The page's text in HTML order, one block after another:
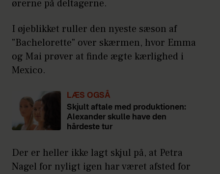
ørerne på deltagerne.
I øjeblikket ruller den nyeste sæson af
"Bachelorette" over skærmen, hvor Emma
og Mai prøver at finde ægte kærlighed i
Mexico.
LÆS OGSÅ
Skjult aftale med produktionen:
Alexander skulle have den
hårdeste tur
Der er heller ikke lagt skjul på, at Petra
Nagel for nyligt igen har været afsted for